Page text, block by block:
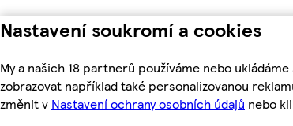
Nastavení soukromí a cookies
My a našich 18 partnerů používáme nebo
zobrazovat například také personalizovanou
změnit v Nastavení ochrany osobních údajů nebo